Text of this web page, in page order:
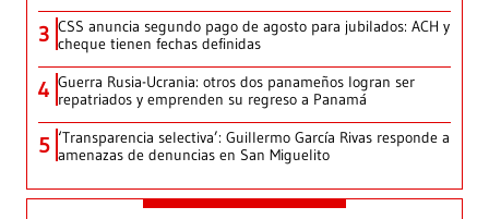
3 CSS anuncia segundo pago de agosto para jubilados: ACH y
cheque tienen fechas definidas
4 Guerra Rusia-Ucrania: otros dos panameños logran ser
repatriados y emprenden su regreso a Panamá
5 ‘Transparencia selectiva’: Guillermo García Rivas responde a
amenazas de denuncias en San Miguelito